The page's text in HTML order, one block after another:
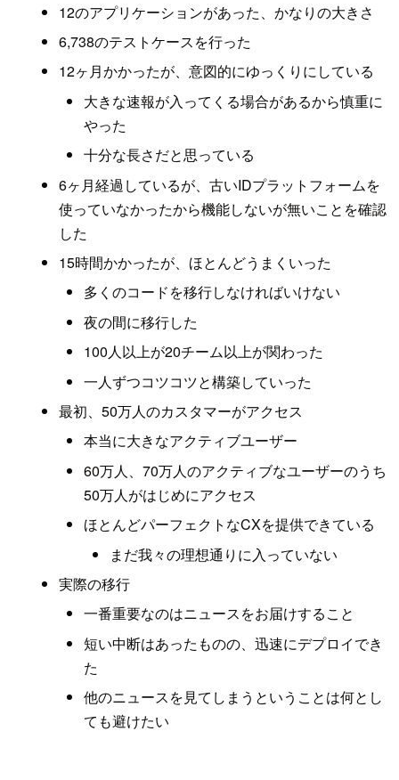
12のアプリケーションがあった、かなりの大きさ
6,738のテストケースを行った
12ヶ月かかったが、意図的にゆっくりにしている
大きな速報が入ってくる場合があるから慎重に
やった
十分な長さだと思っている
6ヶ月経過しているが、古いIDプラットフォームを
使っていなかったから機能しないが無いことを確認
した
15時間かかったが、ほとんどうまくいった
多くのコードを移行しなければいけない
夜の間に移行した
100人以上が20チーム以上が関わった
一人ずつコツコツと構築していった
最初、50万人のカスタマーがアクセス
本当に大きなアクティブユーザー
60万人、70万人のアクティブなユーザーのうち
50万人がはじめにアクセス
ほとんどパーフェクトなCXを提供できている
まだ我々の理想通りに入っていない
実際の移行
一番重要なのはニュースをお届けすること
短い中断はあったものの、迅速にデプロイでき
た
他のニュースを見てしまうということは何とし
ても避けたい